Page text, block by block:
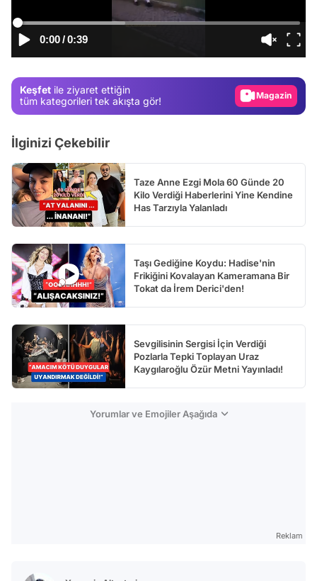
0:00/0:39
Keşfet ile ziyaret ettiğin
tüm kategorileri tek akışta gör!
Test
Gündem
Video
İlginizi Çekebilir
Taze Anne Ezgi Mola 60 Günde 20
Kilo Verdiği Haberlerini Yine Kendine
Has Tarzıyla Yalanladı
Taşı Gediğine Koydu: Hadise'nin
Frikiğini Kovalayan Kameramana Bir
Tokat da İrem Derici'den!
Sevgilisinin Sergisi İçin Verdiği
Pozlarla Tepki Toplayan Uraz
Kaygılaroğlu Özür Metni Yayınladı!
Yorumlar ve Emojiler Aşağıda
Reklam